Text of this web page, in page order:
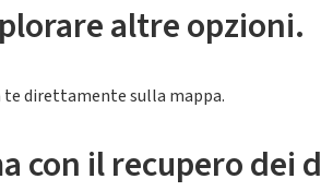
altre opzioni.
te direttamente sulla mappa.
con il recupero dei